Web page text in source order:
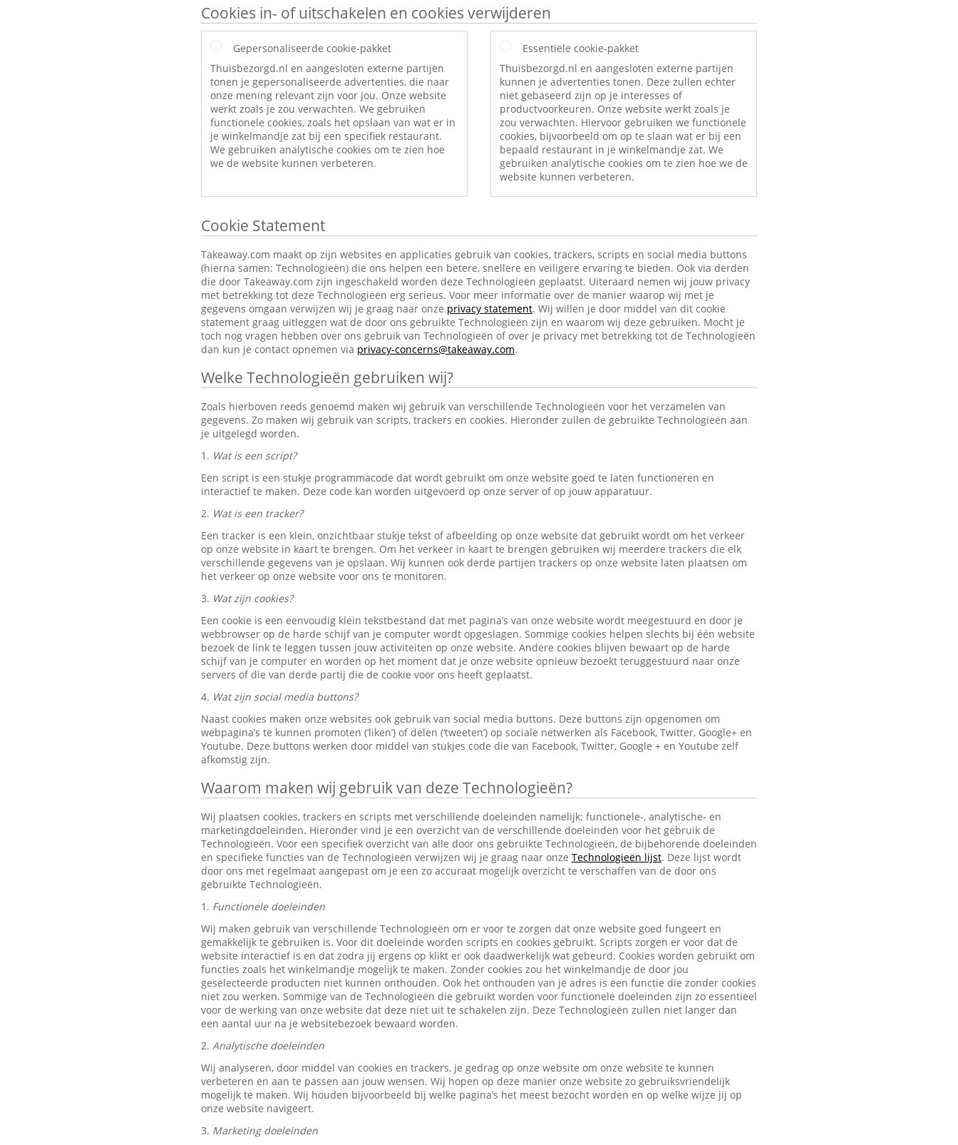
Cookies in- of uitschakelen en cookies verwijderen
Gepersonaliseerde cookie-pakket
Thuisbezorgd.nl en aangesloten externe partijen
tonen je gepersonaliseerde advertenties, die naar
onze mening relevant zijn voor jou. Onze website
werkt zoals je zou verwachten. We gebruiken
functionele cookies, zoals het opslaan van wat er in
je winkelmandje zat bij een specifiek restaurant.
We gebruiken analytische cookies om te zien hoe
we de website kunnen verbeteren.
Essentiële cookie-pakket
Thuisbezorgd.nl en aangesloten externe partijen
kunnen je advertenties tonen. Deze zullen echter
niet gebaseerd zijn op je interesses of
productvoorkeuren. Onze website werkt zoals je
zou verwachten. Hiervoor gebruiken we functionele
cookies, bijvoorbeeld om op te slaan wat er bij een
bepaald restaurant in je winkelmandje zat. We
gebruiken analytische cookies om te zien hoe we de
website kunnen verbeteren.
Cookie Statement
Takeaway.com maakt op zijn websites en applicaties gebruik van cookies, trackers, scripts en social media buttons
(hierna samen: Technologieën) die ons helpen een betere, snellere en veiligere ervaring te bieden. Ook via derden
die door Takeaway.com zijn ingeschakeld worden deze Technologieën geplaatst. Uiteraard nemen wij jouw privacy
met betrekking tot deze Technologieën erg serieus. Voor meer informatie over de manier waarop wij met je
gegevens omgaan verwijzen wij je graag naar onze privacy statement. Wij willen je door middel van dit cookie
statement graag uitleggen wat de door ons gebruikte Technologieën zijn en waarom wij deze gebruiken. Mocht je
toch nog vragen hebben over ons gebruik van Technologieën of over je privacy met betrekking tot de Technologieën
dan kun je contact opnemen via privacy-concerns@takeaway.com.
Welke Technologieën gebruiken wij?
Zoals hierboven reeds genoemd maken wij gebruik van verschillende Technologieën voor het verzamelen van
gegevens. Zo maken wij gebruik van scripts, trackers en cookies. Hieronder zullen de gebruikte Technologieën aan
je uitgelegd worden.
1. Wat is een script?
Een script is een stukje programmacode dat wordt gebruikt om onze website goed te laten functioneren en
interactief te maken. Deze code kan worden uitgevoerd op onze server of op jouw apparatuur.
2. Wat is een tracker?
Een tracker is een klein, onzichtbaar stukje tekst of afbeelding op onze website dat gebruikt wordt om het verkeer
op onze website in kaart te brengen. Om het verkeer in kaart te brengen gebruiken wij meerdere trackers die elk
verschillende gegevens van je opslaan. Wij kunnen ook derde partijen trackers op onze website laten plaatsen om
het verkeer op onze website voor ons te monitoren.
3. Wat zijn cookies?
Een cookie is een eenvoudig klein tekstbestand dat met pagina’s van onze website wordt meegestuurd en door je
webbrowser op de harde schijf van je computer wordt opgeslagen. Sommige cookies helpen slechts bij één website
bezoek de link te leggen tussen jouw activiteiten op onze website. Andere cookies blijven bewaart op de harde
schijf van je computer en worden op het moment dat je onze website opnieuw bezoekt teruggestuurd naar onze
servers of die van derde partij die de cookie voor ons heeft geplaatst.
4. Wat zijn social media buttons?
Naast cookies maken onze websites ook gebruik van social media buttons. Deze buttons zijn opgenomen om
webpagina’s te kunnen promoten (‘liken’) of delen (‘tweeten’) op sociale netwerken als Facebook, Twitter, Google+ en
Youtube. Deze buttons werken door middel van stukjes code die van Facebook, Twitter, Google + en Youtube zelf
afkomstig zijn.
Waarom maken wij gebruik van deze Technologieën?
Wij plaatsen cookies, trackers en scripts met verschillende doeleinden namelijk: functionele-, analytische- en
marketingdoeleinden. Hieronder vind je een overzicht van de verschillende doeleinden voor het gebruik de
Technologieën. Voor een specifiek overzicht van alle door ons gebruikte Technologieën, de bijbehorende doeleinden
en specifieke functies van de Technologieën verwijzen wij je graag naar onze Technologieën lijst. Deze lijst wordt
door ons met regelmaat aangepast om je een zo accuraat mogelijk overzicht te verschaffen van de door ons
gebruikte Technologieën.
1. Functionele doeleinden
Wij maken gebruik van verschillende Technologieën om er voor te zorgen dat onze website goed fungeert en
gemakkelijk te gebruiken is. Voor dit doeleinde worden scripts en cookies gebruikt. Scripts zorgen er voor dat de
website interactief is en dat zodra jij ergens op klikt er ook daadwerkelijk wat gebeurd. Cookies worden gebruikt om
functies zoals het winkelmandje mogelijk te maken. Zonder cookies zou het winkelmandje de door jou
geselecteerde producten niet kunnen onthouden. Ook het onthouden van je adres is een functie die zonder cookies
niet zou werken. Sommige van de Technologieën die gebruikt worden voor functionele doeleinden zijn zo essentieel
voor de werking van onze website dat deze niet uit te schakelen zijn. Deze Technologieën zullen niet langer dan
een aantal uur na je websitebezoek bewaard worden.
2. Analytische doeleinden
Wij analyseren, door middel van cookies en trackers, je gedrag op onze website om onze website te kunnen
verbeteren en aan te passen aan jouw wensen. Wij hopen op deze manier onze website zo gebruiksvriendelijk
mogelijk te maken. Wij houden bijvoorbeeld bij welke pagina’s het meest bezocht worden en op welke wijze jij op
onze website navigeert.
3. Marketing doeleinden